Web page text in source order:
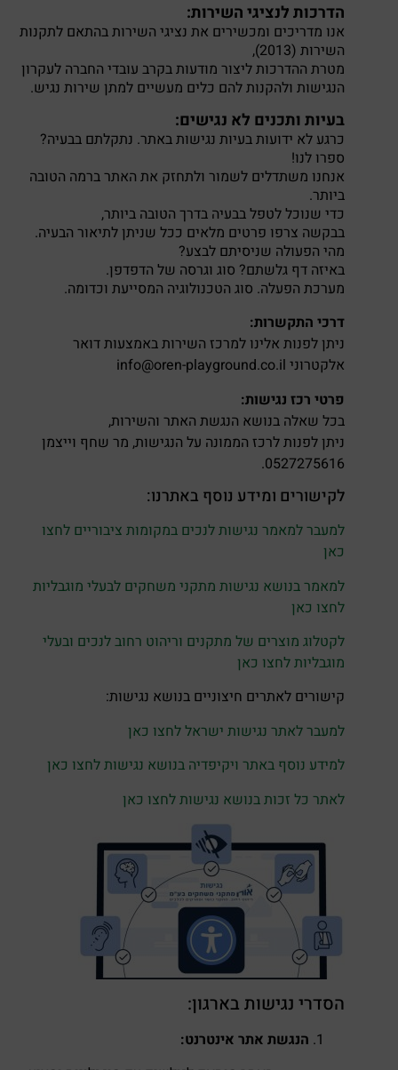
הדרכות לנציגי השירות:
אנו מדריכים ומכשירים את נציגי השירות בהתאם לתקנות
השירות (2013),
מטרת ההדרכות ליצור מודעות בקרב עובדי החברה לעקרון
הנגישות ולהקנות להם כלים מעשיים למתן שירות נגיש.
בעיות ותכנים לא נגישים:
כרגע לא ידועות בעיות נגישות באתר. נתקלתם בבעיה?
ספרו לנו!
אנחנו משתדלים לשמור ולתחזק את האתר ברמה הטובה
ביותר.
כדי שנוכל לטפל בבעיה בדרך הטובה ביותר,
בבקשה צרפו פרטים מלאים ככל שניתן לתיאור הבעיה.
מהי הפעולה שניסיתם לבצע?
באיזה דף גלשתם? סוג וגרסה של הדפדפן.
מערכת הפעלה. סוג הטכנולוגיה המסייעת וכדומה.
דרכי התקשרות:
ניתן לפנות אלינו למרכז השירות באמצעות דואר
אלקטרוני info@oren-playground.co.il
פרטי רכז נגישות:
בכל שאלה בנושא הנגשת האתר והשירות,
ניתן לפנות לרכז הממונה על הנגישות, מר שחף וייצמן
0527275616.
לקישורים ומידע נוסף באתרנו:
למעבר למאמר נגישות לנכים במקומות ציבוריים לחצו
כאן
למאמר בנושא נגישות מתקני משחקים לבעלי מוגבליות
לחצו כאן
לקטלוג מוצרים של מתקנים וריהוט רחוב לנכים ובעלי
מוגבליות לחצו כאן
קישורים לאתרים חיצוניים בנושא נגישות:
למעבר לאתר נגישות ישראל לחצו כאן
למידע נוסף באתר ויקיפדיה בנושא נגישות לחצו כאן
לאתר כל זכות בנושא נגישות לחצו כאן
הסדרי נגישות בארגון:
הנגשת אתר אינטרנט: